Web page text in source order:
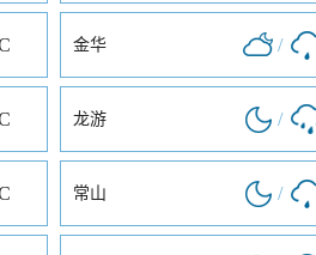
金华 /
龙游 /
常山 /